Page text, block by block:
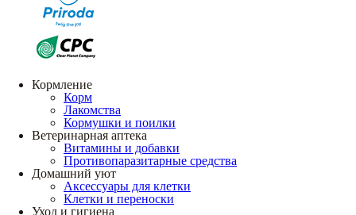
Кормление
Корм
Лакомства
Кормушки и поилки
Ветеринарная аптека
Витамины и добавки
Противопаразитарные средства
Домашний уют
Аксессуары для клетки
Клетки и переноски
Уход и гигиена